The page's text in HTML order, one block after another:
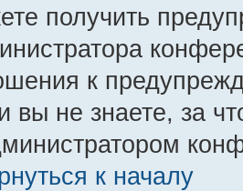
получить
к
вы не знаете, за
к началу